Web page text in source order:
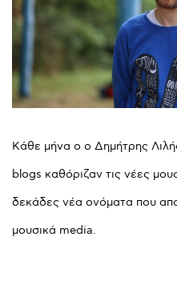
Kάθε μήνα ο ο Δημήτρης
blogs καθόριζαν τις νέες
δεκάδες νέα ονόματα που
μουσικά media.